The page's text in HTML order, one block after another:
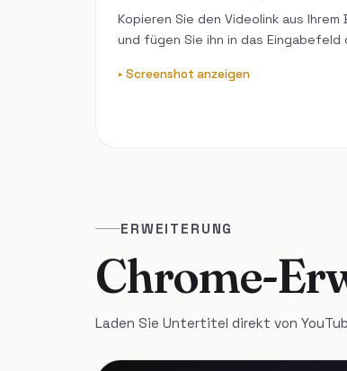
Kopieren Sie den Videolink aus Ihrem
und fügen Sie ihn in das Eingabefeld
Screenshot anzeigen
ERWEITERUNG
Chrome-
Laden Sie Untertitel direkt von